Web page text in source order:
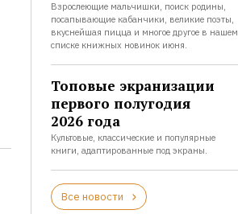
Взрослеющие мальчишки, поиск родины,
посапывающие кабанчики, великие поэты,
вкуснейшая пицца и многое другое в нашем
списке книжных новинок июня.
Топовые экранизации
первого полугодия
2026 года
Культовые, классические и популярные
книги, адаптированные под экраны.
Все новости